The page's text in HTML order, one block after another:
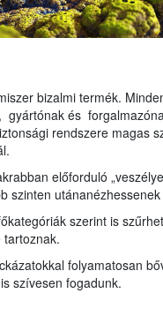
bizalmi termék.
gyártónak és
rendszere magas
előforduló
szinten
szerint is
tartoznak.
folyamatosan
szívesen fogadunk.